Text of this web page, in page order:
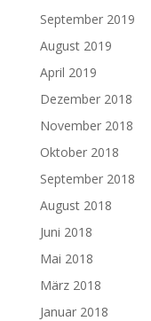
September 2019
August 2019
April 2019
Dezember 2018
November 2018
Oktober 2018
September 2018
August 2018
Juni 2018
Mai 2018
März 2018
Januar 2018